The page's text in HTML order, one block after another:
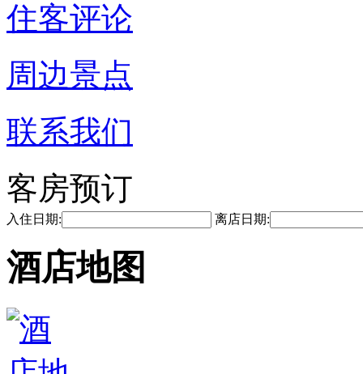
住客评论
周边景点
联系我们
客房预订
入住日期: 离店日期:
酒店地图